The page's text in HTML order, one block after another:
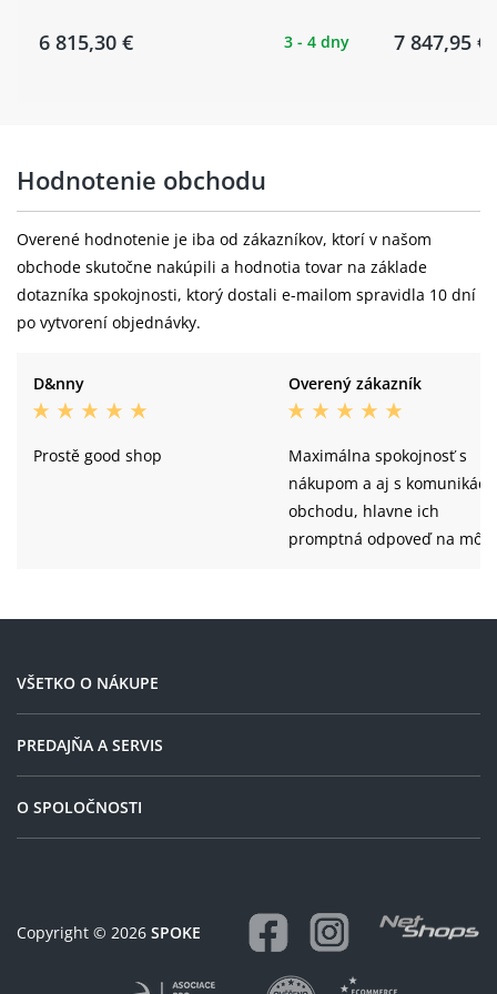
Schwalbe G-One Allround Performance,
SHIMANO FH-TC500-MS, 28H, CL,
12X142mm, THRU Type AXLE
Zadní plášť:
Schwalbe G-One Allround Performance,
RaceGuard, TL-Ready, 45-622, ADDIX
Hmotnost: 9.75 kg
6 815,30 € 3 - 4 dny 7 847,95 €
Hodnotenie obchodu
Overené hodnotenie je iba od zákazníkov, ktorí v našom
obchode skutočne nakúpili a hodnotia tovar na základe
dotazníka spokojnosti, ktorý dostali e-mailom spravidla 10 dní
po vytvorení objednávky.
D&nny
Prostě good shop
Overený zákazník
Maximálna spokojnosť s
nákupom a aj s
obchodu, hlavne ich
promptná odpoveď na môj
VŠETKO O NÁKUPE
PREDAJŇA A SERVIS
O SPOLOČNOSTI
Copyright © 2026 SPOKE